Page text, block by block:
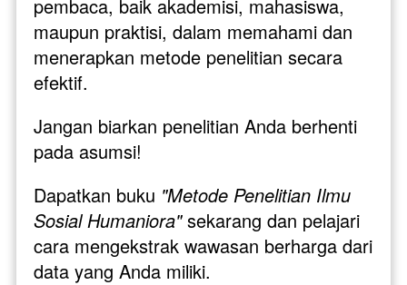
pembaca, baik akademisi, mahasiswa,
maupun praktisi, dalam memahami dan
menerapkan metode penelitian secara
efektif.
Jangan biarkan penelitian Anda berhenti
pada asumsi!
Dapatkan buku "Metode Penelitian Ilmu
Sosial Humaniora" sekarang dan pelajari
cara mengekstrak wawasan berharga dari
data yang Anda miliki.